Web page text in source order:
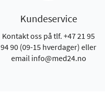
Kundeservice
Kontakt oss på tlf. +47 21 95
94 90 (09-15 hverdager) eller
email info@med24.no